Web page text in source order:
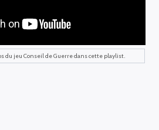
du jeu Conseil de Guerre dans cette playlist.